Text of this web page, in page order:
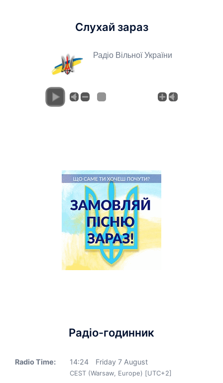
Слухай зараз
Радіо Вільної України
Радіо-годинник
Radio Time: 14:24 Friday 7 August
CEST (Warsaw, Europe) [UTC+2]